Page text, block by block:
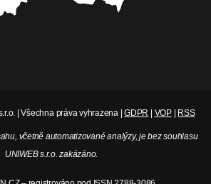
| Všechna práva vyhrazena |GDPR VOP| RSS
včetně automatizované analýzy, je bez souhlasu
UNIWEB s.r.o. zakázáno.